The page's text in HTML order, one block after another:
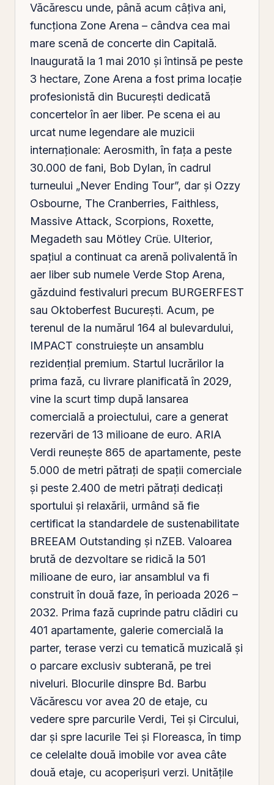
Văcărescu unde, până acum câţiva ani,
funcţiona Zone Arena – cândva cea mai
mare scenă de concerte din Capitală.
Inaugurată la 1 mai 2010 şi întinsă pe peste
3 hectare, Zone Arena a fost prima locaţie
profesionistă din Bucureşti dedicată
concertelor în aer liber. Pe scena ei au
urcat nume legendare ale muzicii
internaţionale: Aerosmith, în faţa a peste
30.000 de fani, Bob Dylan, în cadrul
turneului „Never Ending Tour”, dar şi Ozzy
Osbourne, The Cranberries, Faithless,
Massive Attack, Scorpions, Roxette,
Megadeth sau Mötley Crüe. Ulterior,
spaţiul a continuat ca arenă polivalentă în
aer liber sub numele Verde Stop Arena,
găzduind festivaluri precum BURGERFEST
sau Oktoberfest Bucureşti. Acum, pe
terenul de la numărul 164 al bulevardului,
IMPACT construieşte un ansamblu
rezidenţial premium. Startul lucrărilor la
prima fază, cu livrare planificată în 2029,
vine la scurt timp după lansarea
comercială a proiectului, care a generat
rezervări de 13 milioane de euro. ARIA
Verdi reuneşte 865 de apartamente, peste
5.000 de metri pătraţi de spaţii comerciale
şi peste 2.400 de metri pătraţi dedicaţi
sportului şi relaxării, urmând să fie
certificat la standardele de sustenabilitate
BREEAM Outstanding şi nZEB. Valoarea
brută de dezvoltare se ridică la 501
milioane de euro, iar ansamblul va fi
construit în două faze, în perioada 2026 –
2032. Prima fază cuprinde patru clădiri cu
401 apartamente, galerie comercială la
parter, terase verzi cu tematică muzicală şi
o parcare exclusiv subterană, pe trei
niveluri. Blocurile dinspre Bd. Barbu
Văcărescu vor avea 20 de etaje, cu
vedere spre parcurile Verdi, Tei şi Circului,
dar şi spre lacurile Tei şi Floreasca, în timp
ce celelalte două imobile vor avea câte
două etaje, cu acoperişuri verzi. Unităţile